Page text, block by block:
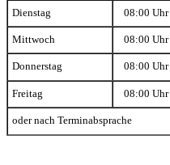
Dienstag 08:00
Mittwoch 08:00
Donnerstag 08:00
Freitag 08:00
oder nach Terminabsprache